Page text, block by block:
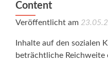
Content
Veröffentlicht am
Inhalte auf den sozialen
beträchtliche Reichweite